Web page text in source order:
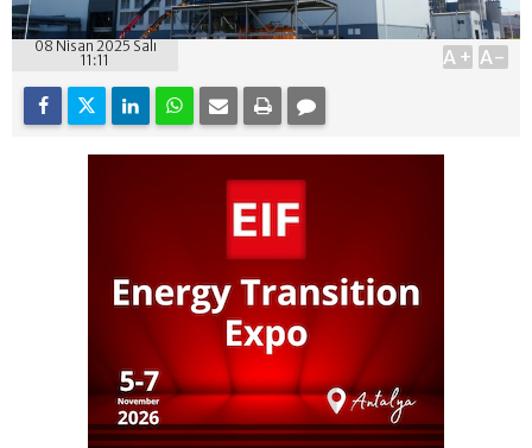
08 Nisan 2025 Salı
11:11
A+ A-